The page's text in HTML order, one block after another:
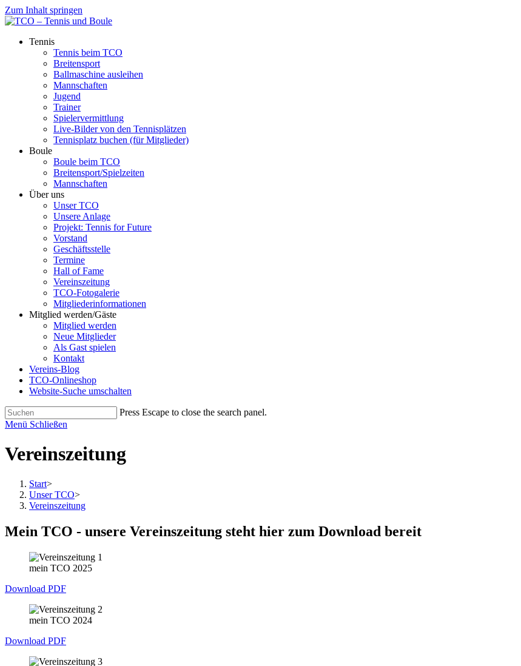
Zum Inhalt springen
Tennis
Tennis beim TCO
Breitensport
Ballmaschine ausleihen
Mannschaften
Jugend
Trainer
Spielervermittlung
Live-Bilder von den Tennisplätzen
Tennisplatz buchen (für Mitglieder)
Boule
Boule beim TCO
Breitensport/Spielzeiten
Mannschaften
Über uns
Unser TCO
Unsere Anlage
Projekt: Tennis for Future
Vorstand
Geschäftsstelle
Termine
Hall of Fame
Vereinszeitung
TCO-Fotogalerie
Mitgliederinformationen
Mitglied werden/Gäste
Mitglied werden
Neue Mitglieder
Als Gast spielen
Kontakt
Vereins-Blog
TCO-Onlineshop
Website-Suche umschalten
Press Escape to close the search panel.
Menü Schließen
Vereinszeitung
Start>
Unser TCO>
Vereinszeitung
Mein TCO - unsere Vereinszeitung steht hier zum Download bereit
mein TCO 2025
Download PDF
mein TCO 2024
Download PDF